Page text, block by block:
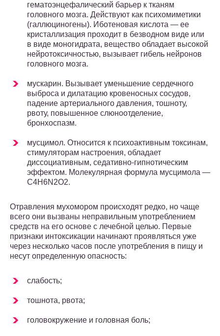
гематоэнцефалический барьер к тканям
головного мозга. Действуют как психомиметики
(галлюциногены). Иботеновая кислота — ее
кристаллизация проходит в безводном виде или
в виде моногидрата, вещество обладает высокой
нейротоксичностью, вызывает гибель нейронов
головного мозга.
мускарин. Вызывает уменьшение сердечного
выброса и дилатацию кровеносных сосудов,
падение артериального давления, тошноту,
рвоту, повышенное слюноотделение,
бронхоспазм.
мусцимол. Относится к психоактивным токсинам,
стимуляторам настроения, обладает
диссоциативным, седативно-гипнотическим
эффектом. Молекулярная формула мусцимола —
C4H6N2O2.
Отравления мухомором происходят редко, но чаще
всего они вызваны неправильным употреблением
средств на его основе с лечебной целью. Первые
признаки интоксикации начинают проявляться уже
через несколько часов после употребления в пищу и
несут определенную опасность:
слабость;
тошнота, рвота;
головокружение и головная боль;